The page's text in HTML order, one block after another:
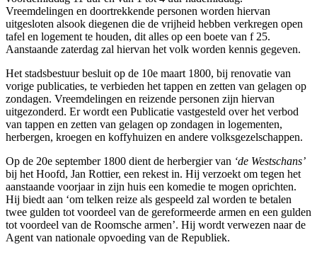
Vreemdelingen en doortrekkende personen worden hiervan
uitgesloten alsook diegenen die de vrijheid hebben verkregen open
tafel en logement te houden, dit alles op een boete van f 25.
Aanstaande zaterdag zal hiervan het volk worden kennis gegeven.
Het stadsbestuur besluit op de 10e maart 1800, bij renovatie van
vorige publicaties, te verbieden het tappen en zetten van gelagen op
zondagen. Vreemdelingen en reizende personen zijn hiervan
uitgezonderd. Er wordt een Publicatie vastgesteld over het verbod
van tappen en zetten van gelagen op zondagen in logementen,
herbergen, kroegen en koffyhuizen en andere volksgezelschappen.
Op de 20e september 1800 dient de herbergier van ‘de Westschans’
bij het Hoofd, Jan Rottier, een rekest in. Hij verzoekt om tegen het
aanstaande voorjaar in zijn huis een komedie te mogen oprichten.
Hij biedt aan ‘om telken reize als gespeeld zal worden te betalen
twee gulden tot voordeel van de gereformeerde armen en een gulden
tot voordeel van de Roomsche armen’. Hij wordt verwezen naar de
Agent van nationale opvoeding van de Republiek.